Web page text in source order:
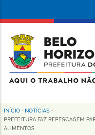
conteúdo
principal
da
Prefeitura
de
Horizonte
Trilha
INÍCIO - NOTÍCIAS -
PREFEITURA FAZ REPESCAGEM
ALIMENTOS